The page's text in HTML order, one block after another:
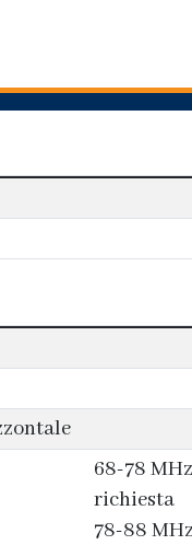
68-78
richiesta
78-88